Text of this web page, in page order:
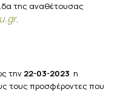
της αναθέτουσας
.gr.
την22-03-2023 η
τους προσφέροντες που